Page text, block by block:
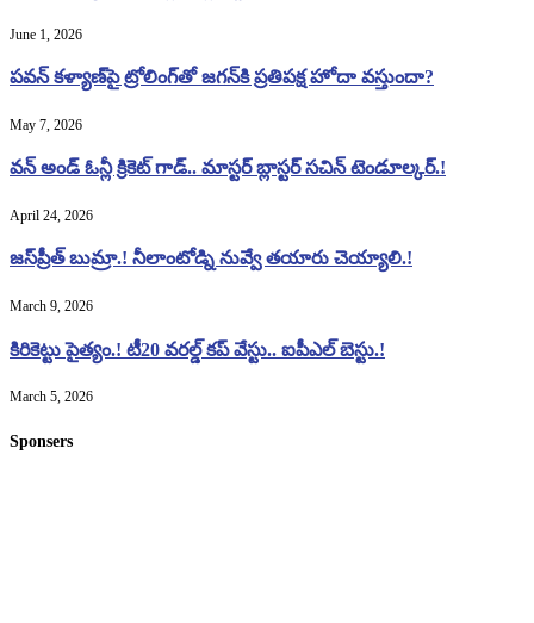
June 1, 2026
పవన్ కళ్యాణ్‌పై ట్రోలింగ్‌తో జగన్‌కి ప్రతిపక్ష హోదా వస్తుందా?
May 7, 2026
వన్ అండ్ ఓన్లీ క్రికెట్ గాడ్.. మాస్టర్ బ్లాస్టర్ సచిన్ టెండూల్కర్.!
April 24, 2026
జస్‌ప్రీత్ బుమ్రా.! నీలాంటోడ్ని నువ్వే తయారు చెయ్యాలి.!
March 9, 2026
కిరికెట్టు పైత్యం.! టీ20 వరల్డ్ కప్ వేస్టు.. ఐపీఎల్ బెస్టు.!
March 5, 2026
Sponsers